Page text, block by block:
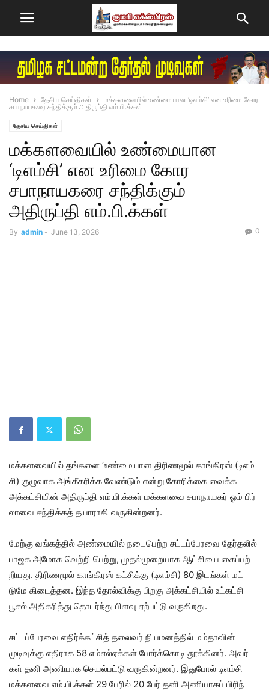
Home தேசிய செய்திகள்
மக்களவையில் உண்மையான ‘டிஎம்சி’ என உரிமை கோர
சபாநாயகரை சந்திக்கும் அதிருப்தி எம்.பி.க்கள்
தேசிய செய்திகள்
மக்களவையில் உண்மையான
‘டிஎம்சி’ என உரிமை கோர
சபாநாயகரை சந்திக்கும்
அதிருப்தி எம்.பி.க்கள்
By admin - June 13, 2026 0
மக்​களவை​யில் தங்​களை ‘உண்​மை​யான திரிணமூல் காங்கிரஸ் (டிஎம்​
சி) குழு​வாக அங்​கீகரிக்க வேண்டும் என்று கோரிக்கை வைக்க
அக்கட்சியின் அதிருப்தி எம்​.பி.க்​கள் மக்​களவை சபா​நாயகர் ஓம் பிர்​
லாவை சந்​திக்​கத் தயா​ராகி வரு​கின்​றனர்.
மேற்கு வங்​கத்​தில் அண்​மை​யில் நடை​பெற்ற சட்​டப்​பேரவை தேர்​தலில்
பாஜக அமோக வெற்றி பெற்​று, முதல்​முறை​யாக ஆட்​சியை கைப்​பற்​
றியது. திரிண​மூல் காங்​கிரஸ் கட்​சிக்கு (டிஎம்​சி) 80 இடங்​கள் மட்​
டுமே கிடைத்​தன. இந்த தோல்விக்கு பிறகு அக்​கட்​சி​யில் உட்​கட்சி
பூசல் அதி​கரித்து தொடர்ந்து பிளவு ஏற்​பட்டு வரு​கிறது.
சட்​டப்​பேரவை எதிர்க்​கட்​சித் தலை​வர் நியமனத்​தில் மம்​தா​வின்
முடிவுக்கு எதி​ராக 58 எம்​எல்​ஏக்​கள் போர்க்​கொடி தூக்​கினர். அவர்​
கள் தனி அணி​யாக செயல்​பட்டு வரு​கின்​றனர். இது​போல் டிஎம்சி
மக்களவை எம்​.பி.க்​கள் 29 பேரில் 20 பேர் தனி அணி​யாகப் பிரிந்​